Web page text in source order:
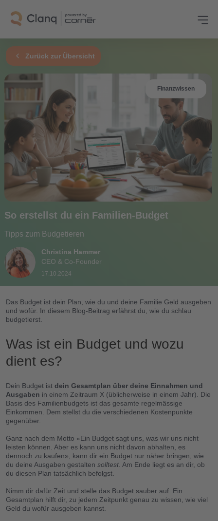
Zurück zur Übersicht
So erstellst du ein Familien-Budget
Tipps zum Budgetieren
Christina Hammer
CEO & Co-Founder
17.10.2024
Finanzwissen
Das Budget ist dein Plan, wie du und deine Familie Geld ausgeben
und wofür. In diesem Blog-Beitrag erfährst du, wie du schlau
budgetierst.
Was ist ein Budget und wozu
dient es?
Dein Budget ist dein Gesamtplan über deine Einnahmen und
Ausgaben in einem Zeitraum X (üblicherweise in einem Jahr). Die
Basis des Familienbudgets ist das gesamte regelmässige
Einkommen. Dem stellst du die verschiedenen Kostenpunkte
gegenüber.
Ganz nach dem Motto «Ein Budget sagt uns, was wir uns nicht
leisten können. Aber es kann uns nicht davon abhalten, es
dennoch zu kaufen», kann dir ein Budget nur näher bringen, wie
du deine Ausgaben gestalten solltest . Am Ende liegt es an dir, ob
du diesen Plan tatsächlich befolgst.
Nimm dir dafür Zeit und stelle das Budget sauber auf. Ein
Gesamtplan hilft dir, zu jedem Zeitpunkt genau zu wissen, wie viel
Geld du wofür ausgeben kannst.